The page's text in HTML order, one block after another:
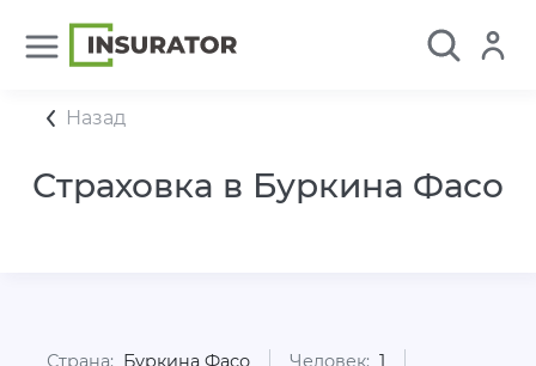
Назад
Страховка в Буркина Фасо
Страна: Буркина Фасо Человек: 1